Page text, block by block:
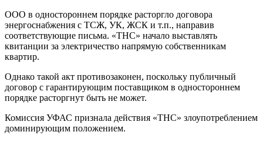
ООО в одностороннем порядке расторгло договора
энергоснабжения с ТСЖ, УК, ЖСК и т.п., направив
соответствующие письма. «ТНС» начало выставлять
квитанции за электричество напрямую собственникам
квартир.
Однако такой акт противозаконен, поскольку публичный
договор с гарантирующим поставщиком в одностороннем
порядке расторгнут быть не может.
Комиссия УФАС признала действия «ТНС» злоупотреблением
доминирующим положением.